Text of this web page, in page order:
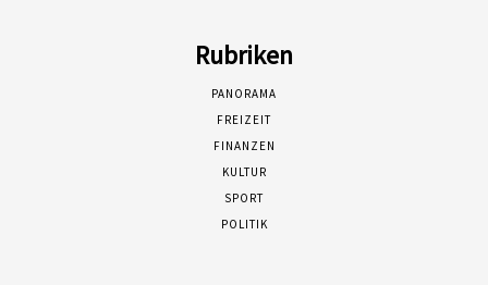
Rubriken
PANORAMA
FREIZEIT
FINANZEN
KULTUR
SPORT
POLITIK